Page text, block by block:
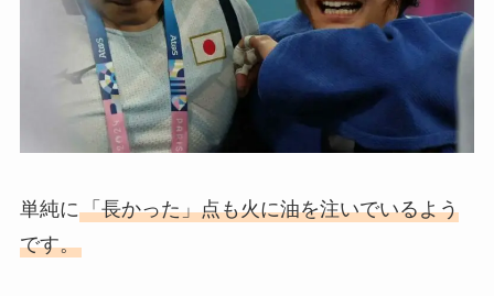
単純に「長かった」点も火に油を注いでいるよう
です。